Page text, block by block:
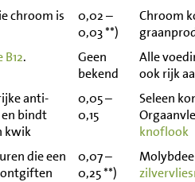
chroom is
0,02 –
0,03 **)
Chroom
.
Geen
bekend
Alle
ook rijk
anti-
bindt
kwik
0,05 –
0,15
Seleen
knoflook
die een
ontgiften
0,07 –
0,25 **)